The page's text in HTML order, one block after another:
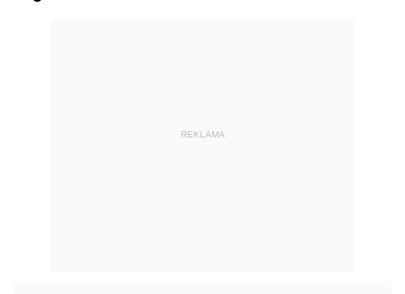
REKLAMA